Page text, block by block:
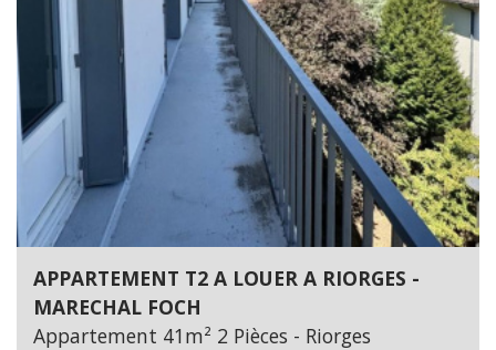
APPARTEMENT T2 A LOUER A RIORGES -
MARECHAL FOCH
Appartement 41m² 2 Pièces - Riorges